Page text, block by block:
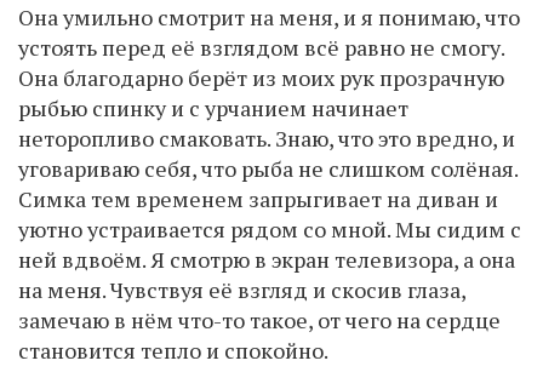
Она умильно смотрит на меня, и я понимаю, что
устоять перед её взглядом всё равно не смогу.
Она благодарно берёт из моих рук прозрачную
рыбью спинку и с урчанием начинает
неторопливо смаковать. Знаю, что это вредно, и
уговариваю себя, что рыба не слишком солёная.
Симка тем временем запрыгивает на диван и
уютно устраивается рядом со мной. Мы сидим с
ней вдвоём. Я смотрю в экран телевизора, а она
на меня. Чувствуя её взгляд и скосив глаза,
замечаю в нём что-то такое, от чего на сердце
становится тепло и спокойно.